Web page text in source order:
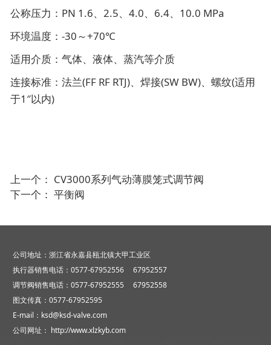
公称压力：PN 1.6、2.5、4.0、6.4、10.0 MPa
环境温度：-30～+70℃
适用介质：气体、液体、蒸汽等介质
连接标准：法兰(FF RF RTJ)、焊接(SW BW)、螺纹(适用
于1″以内)
上一个： CV3000系列气动薄膜笼式调节阀
下一个： 平衡阀
公司地址：浙江省永嘉县瓯北镇大甲工业区
执行器销售电话：0577-67952556 67952557
调节阀销售电话：0577-67952555 67952558
图文传真：0577-67952595
E-mail：ksd@ksd-valve.com
公司网址： http://www.xlzkyb.com